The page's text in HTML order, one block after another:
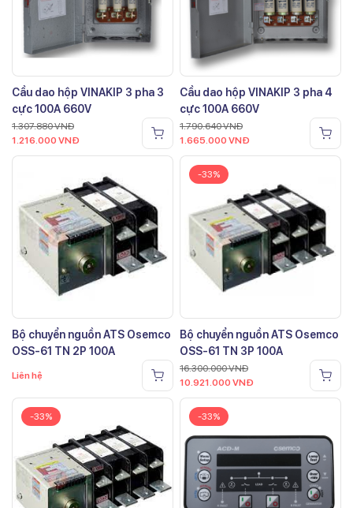
Cầu dao hộp VINAKIP 3 pha 3
cực 100A 660V
1.307.880VNĐ
1.216.000 VNĐ
Cầu dao hộp VINAKIP 3 pha 4
cực 100A 660V
1.790.640VNĐ
1.665.000 VNĐ
Bộ chuyển nguồn ATS Osemco
OSS-61 TN 2P 100A
Liên hệ
-33%
Bộ chuyển nguồn ATS Osemco
OSS-61 TN 3P 100A
16.300.000VNĐ
10.921.000 VNĐ
-33% -33%